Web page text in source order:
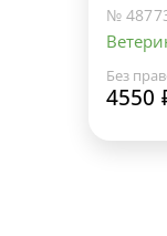
№
Без
4550